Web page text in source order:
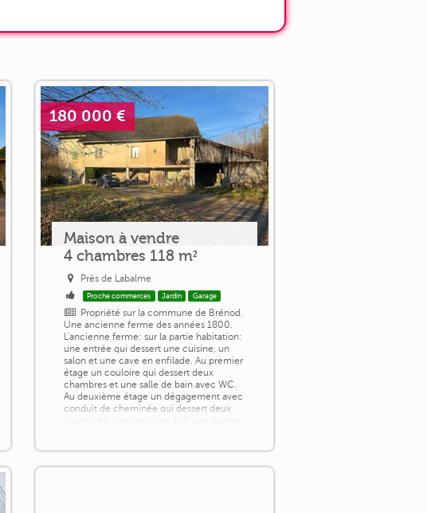
180 000 €
Maison à vendre
4 chambres 118 m²
Près de Labalme
Proche commerces Jardin Garage
Propriété sur la commune de Brénod.
Une ancienne ferme des années 1800.
L'ancienne ferme: sur la partie habitation:
une entrée qui dessert une cuisine, un
salon et une cave en enfilade. Au premier
étage un couloire qui dessert deux
chambres et une salle de bain avec WC.
Au deuxième étage un dégagement avec
conduit de cheminée qui dessert deux